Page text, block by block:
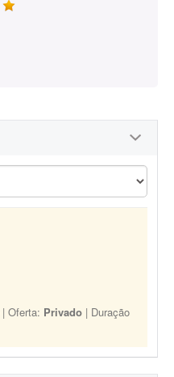
| Oferta: Privado | Duração